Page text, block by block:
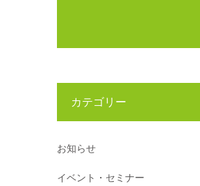
カテゴリー
お知らせ
イベント・セミナー